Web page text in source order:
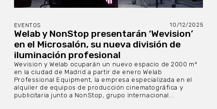
EVENTOS 10/12/2025
Welab y NonStop presentarán ‘Wevision’
en el Microsalón, su nueva división de
iluminación profesional
Wevision y Welab ocuparán un nuevo espacio de 2000 m²
en la ciudad de Madrid a partir de enero Welab
Professional Equipment, la empresa especializada en el
alquiler de equipos de producción cinematográfica y
publicitaria junto a NonStop, grupo internacional...